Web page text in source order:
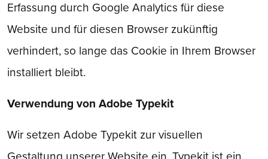
Erfassung durch Google Analytics für diese
Website und für diesen Browser zukünftig
verhindert, so lange das Cookie in Ihrem Browser
installiert bleibt.
Verwendung von Adobe Typekit
Wir setzen Adobe Typekit zur visuellen